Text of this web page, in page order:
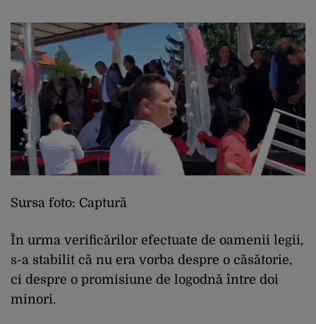
Sursa foto: Captură
În urma verificărilor efectuate de oamenii legii,
s-a stabilit că nu era vorba despre o căsătorie,
ci despre o promisiune de logodnă între doi
minori.